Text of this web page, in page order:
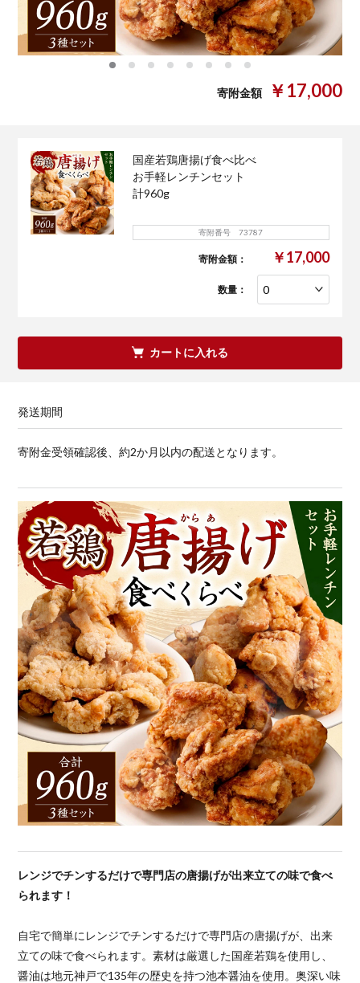
寄附金額 ￥17,000
国産若鶏唐揚げ食べ比べ
お手軽レンチンセット
計960g
寄附番号 73787
寄附金額： ￥17,000
数量：
カートに入れる
発送期間
寄附金受領確認後、約2か月以内の配送となります。
レンジでチンするだけで専門店の唐揚げが出来立ての味で食べ
られます！
自宅で簡単にレンジでチンするだけで専門店の唐揚げが、出来
立ての味で食べられます。素材は厳選した国産若鶏を使用し、
醤油は地元神戸で135年の歴史を持つ池本醤油を使用。奥深い味